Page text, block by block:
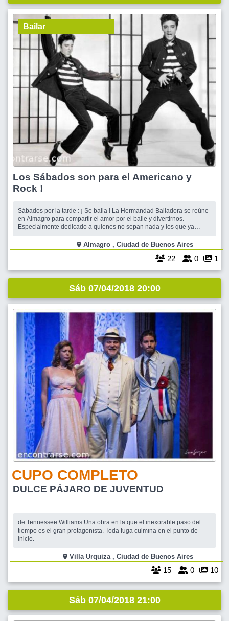
Bailar
Los Sábados son para el Americano y
Rock !
Sábados por la tarde : ¡ Se baila ! La Hermandad Bailadora se reúne
en Almagro para compartir el amor por el baile y divertirnos.
Especialmente dedicado a quienes no sepan nada y los que ya
Dedicaremos dos horas al Americano y al Rock and Roll con los
mejores temas ochentosos.
Almagro , Ciudad de Buenos Aires
22 0 1
Sáb 07/04/2018 20:00
CUPO COMPLETO
DULCE PÁJARO DE JUVENTUD
de Tennessee Williams Una obra en la que el inexorable paso del
tiempo es el gran protagonista. Toda fuga culmina en el punto de
inicio.
Villa Urquiza , Ciudad de Buenos Aires
15 0 10
Sáb 07/04/2018 21:00